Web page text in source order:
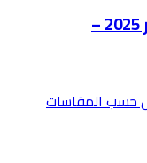
أسعار مراتب فلامنجو في مصر 2025 –